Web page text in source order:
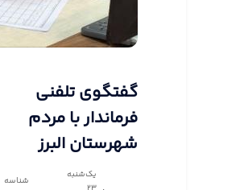
گفتگوی تلفنی
فرماندار با مردم
شهرستان البرز
یک‌شنبه
شناسه